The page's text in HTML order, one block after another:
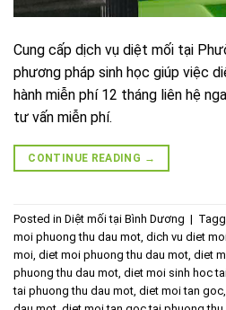
Cung cấp dịch vụ diệt mối tại
phương pháp sinh học giúp việc
hành miễn phí 12 tháng liên hệ
tư vấn miễn phí.
CONTINUE READING →
Posted in Diệt mối tại Bình Dương |
moi phuong thu dau mot, dich vu diet
moi, diet moi phuong thu dau mot, diet
phuong thu dau mot, diet moi sinh hoc
tai phuong thu dau mot, diet moi tan goc,